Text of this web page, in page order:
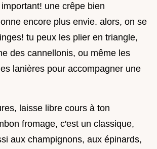
une crêpe bien
encore plus envie. alors, on se
tu peux les plier en triangle,
des cannellonis, ou même les
lanières pour accompagner une
laisse libre cours à ton
fromage, c'est un classique,
aux champignons, aux épinards,